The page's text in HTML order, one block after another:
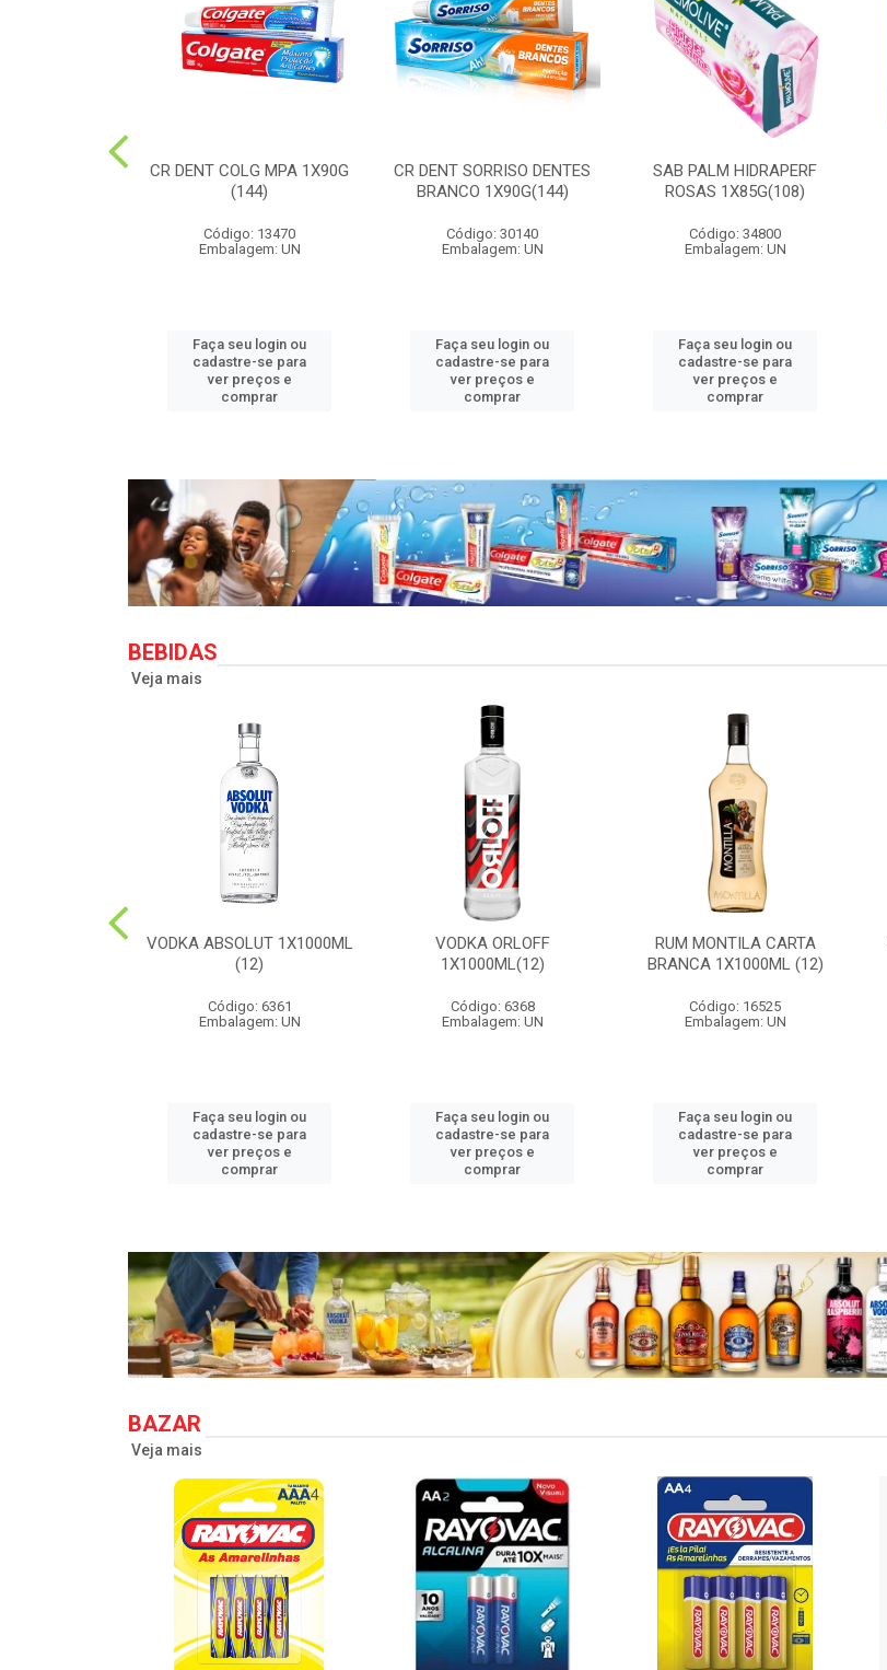
CR DENT COLG MPA 1X90G
(144)
Código: 13470
Embalagem: UN
Faça seu login ou
cadastre-se para
ver preços e
comprar
CR DENT SORRISO DENTES
BRANCO 1X90G(144)
Código: 30140
Embalagem: UN
Faça seu login ou
cadastre-se para
ver preços e
comprar
SAB PALM HIDRAPERF
ROSAS 1X85G(108)
Código: 34800
Embalagem: UN
Faça seu login ou
cadastre-se para
ver preços e
comprar
BEBIDAS
Veja mais
VODKA ABSOLUT 1X1000ML
(12)
Código: 6361
Embalagem: UN
Faça seu login ou
cadastre-se para
ver preços e
comprar
VODKA ORLOFF
1X1000ML(12)
Código: 6368
Embalagem: UN
Faça seu login ou
cadastre-se para
ver preços e
comprar
RUM MONTILA CARTA
BRANCA 1X1000ML (12)
Código: 16525
Embalagem: UN
Faça seu login ou
cadastre-se para
ver preços e
comprar
BAZAR
Veja mais